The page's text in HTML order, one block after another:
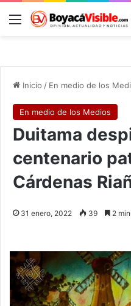
Menú
Inicio / En medio de los
En medio de los Medios
Duitama
centenario
Cárdenas
31 enero, 2022 39 2